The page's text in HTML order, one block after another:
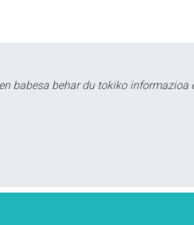
babesa behar du tokiko